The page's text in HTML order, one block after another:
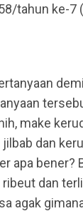
tahun ke-7
make
dan
apa bener?
dan
agak